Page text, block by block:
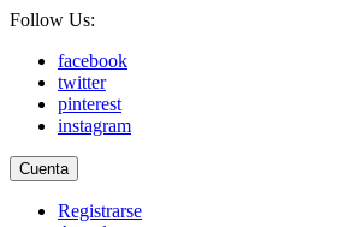
Follow Us:
facebook
twitter
pinterest
instagram
Cuenta
Registrarse